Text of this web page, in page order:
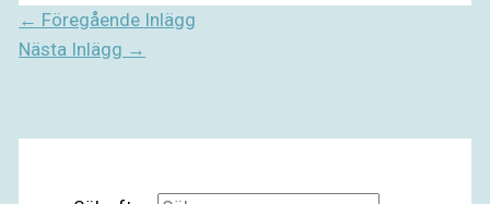
← Föregående Inlägg
Nästa Inlägg →